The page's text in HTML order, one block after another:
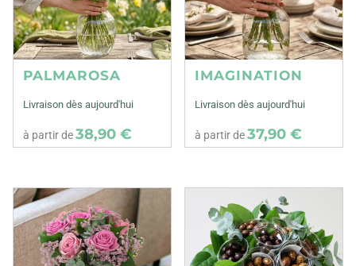
PALMAROSA
Livraison dès aujourd'hui
à partir de38,90 €
IMAGINATION
Livraison dès aujourd'hui
à partir de37,90 €